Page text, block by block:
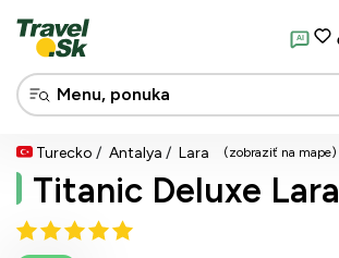
AI
Turecko Antalya Lara (zobraziť na mape)
Titanic Deluxe Lara